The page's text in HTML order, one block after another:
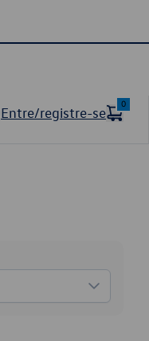
Entre/registre-se
0